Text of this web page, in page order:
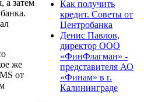
а затем
же
от
Как получить
кредит. Советы от
Центробанка
Денис Павлов,
директор ООО
«ФинФлагман» -
представителя АО
«Финам» в г.
Калининграде